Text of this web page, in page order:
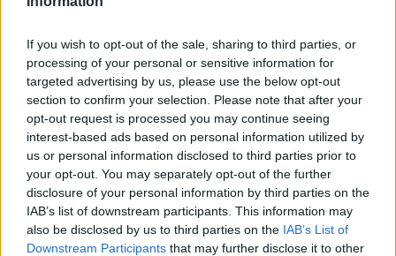
If you wish to opt-out of the sale, sharing to third parties, or
processing of your personal or sensitive information for
targeted advertising by us, please use the below opt-out
section to confirm your selection. Please note that after your
opt-out request is processed you may continue seeing
interest-based ads based on personal information utilized by
us or personal information disclosed to third parties prior to
your opt-out. You may separately opt-out of the further
disclosure of your personal information by third parties on the
IAB’s list of downstream participants. This information may
also be disclosed by us to third parties on the IAB’s List of
Downstream Participants that may further disclose it to other
σκορ. Οι παίκτες του Άκη Μάντζιο έβγαλαν
που άξιζαν. Προφανώς και πρακτικά δεν προλαβαίνει
να κάνει τίποτα σπουδαίο βαθμολογικά.Σε έξι
αναμετρήσεις μετράει μόλις μία νίκηαλλά το γόητρο
είναι σημαντικός παράγοντος για να έλθει το όποιο
κίνητρο.
Κανονικά με βασικότατη ενδεκάδα οΜάντζιος. Εάν
καθαρίσει από νωρίς, ενδέχεται να δώσει ευκαιρίες και
σε παίκτες που δεν έχουν ιδιαίτερο χρόνο συμμετοχής.